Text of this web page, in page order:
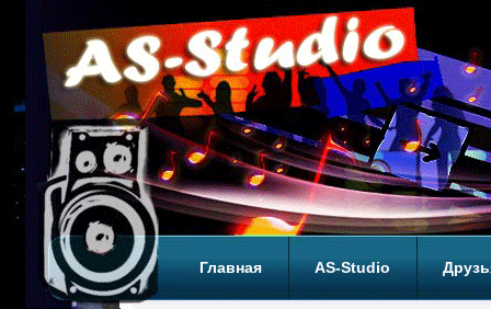
Главная AS-Studio